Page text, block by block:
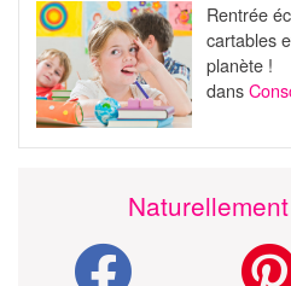
Rentrée
cartables
planète !
dans